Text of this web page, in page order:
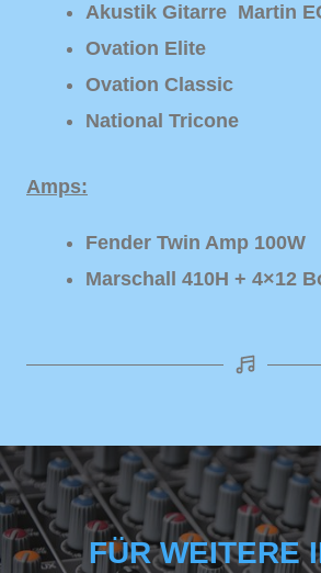
Akustik Gitarre Martin
Ovation Elite
Ovation Classic
National Tricone
Amps:
Fender Twin Amp 100W
Marschall 410H + 4×12
FÜR WEITERE